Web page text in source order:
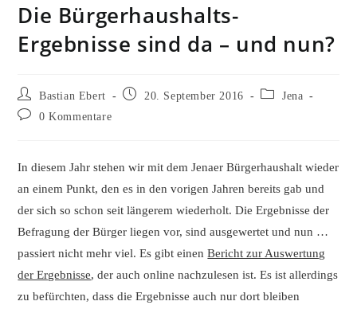
Die Bürgerhaushalts-
Ergebnisse sind da – und nun?
Beitrags-
Autor:
Bastian Ebert
Beitrag20. September 2016
Beitrags-
Jena
Beitrags-0 Kommentare
In diesem Jahr stehen wir mit dem Jenaer Bürgerhaushalt wieder
an einem Punkt, den es in den vorigen Jahren bereits gab und
der sich so schon seit längerem wiederholt. Die Ergebnisse der
Befragung der Bürger liegen vor, sind ausgewertet und nun …
passiert nicht mehr viel. Es gibt einenBericht zur Auswertung
der Ergebnisse, der auch online nachzulesen ist. Es ist allerdings
zu befürchten, dass die Ergebnisse auch nur dort bleiben